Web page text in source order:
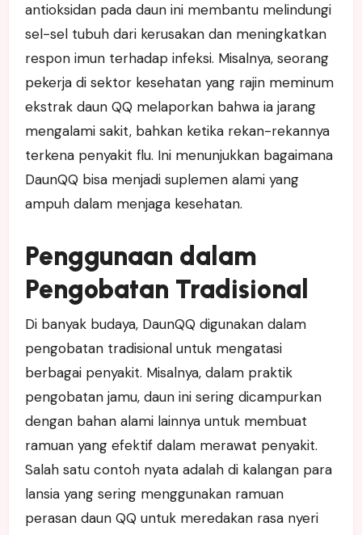
antioksidan pada daun ini membantu melindungi
sel-sel tubuh dari kerusakan dan meningkatkan
respon imun terhadap infeksi. Misalnya, seorang
pekerja di sektor kesehatan yang rajin meminum
ekstrak daun QQ melaporkan bahwa ia jarang
mengalami sakit, bahkan ketika rekan-rekannya
terkena penyakit flu. Ini menunjukkan bagaimana
DaunQQ bisa menjadi suplemen alami yang
ampuh dalam menjaga kesehatan.
Penggunaan dalam
Pengobatan Tradisional
Di banyak budaya, DaunQQ digunakan dalam
pengobatan tradisional untuk mengatasi
berbagai penyakit. Misalnya, dalam praktik
pengobatan jamu, daun ini sering dicampurkan
dengan bahan alami lainnya untuk membuat
ramuan yang efektif dalam merawat penyakit.
Salah satu contoh nyata adalah di kalangan para
lansia yang sering menggunakan ramuan
perasan daun QQ untuk meredakan rasa nyeri